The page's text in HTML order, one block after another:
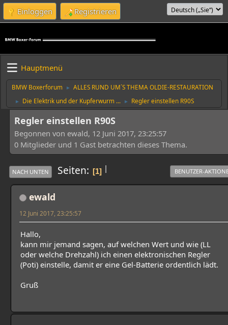
Einloggen Registrieren
Hauptmenü
BMW Boxerforum ► ALLES RUND UM´S THEMA OLDIE-RESTAURATION
► Die Elektrik und der Kupferwurm ... ► Regler einstellen R90S
Regler einstellen R90S
Begonnen von ewald, 12 Juni 2017, 23:25:57
0 Mitglieder und 1 Gast betrachten dieses Thema.
|
NACH UNTEN Seiten 1 BENUTZER-
ewald
12 Juni 2017, 23:25:57
Hallo,
kann mir jemand sagen, auf welchen Wert und wie (LL
oder welche Drehzahl) ich einen elektronischen Regler
(Poti) einstelle, damit er eine Gel-Batterie ordentlich lädt.
Gruß